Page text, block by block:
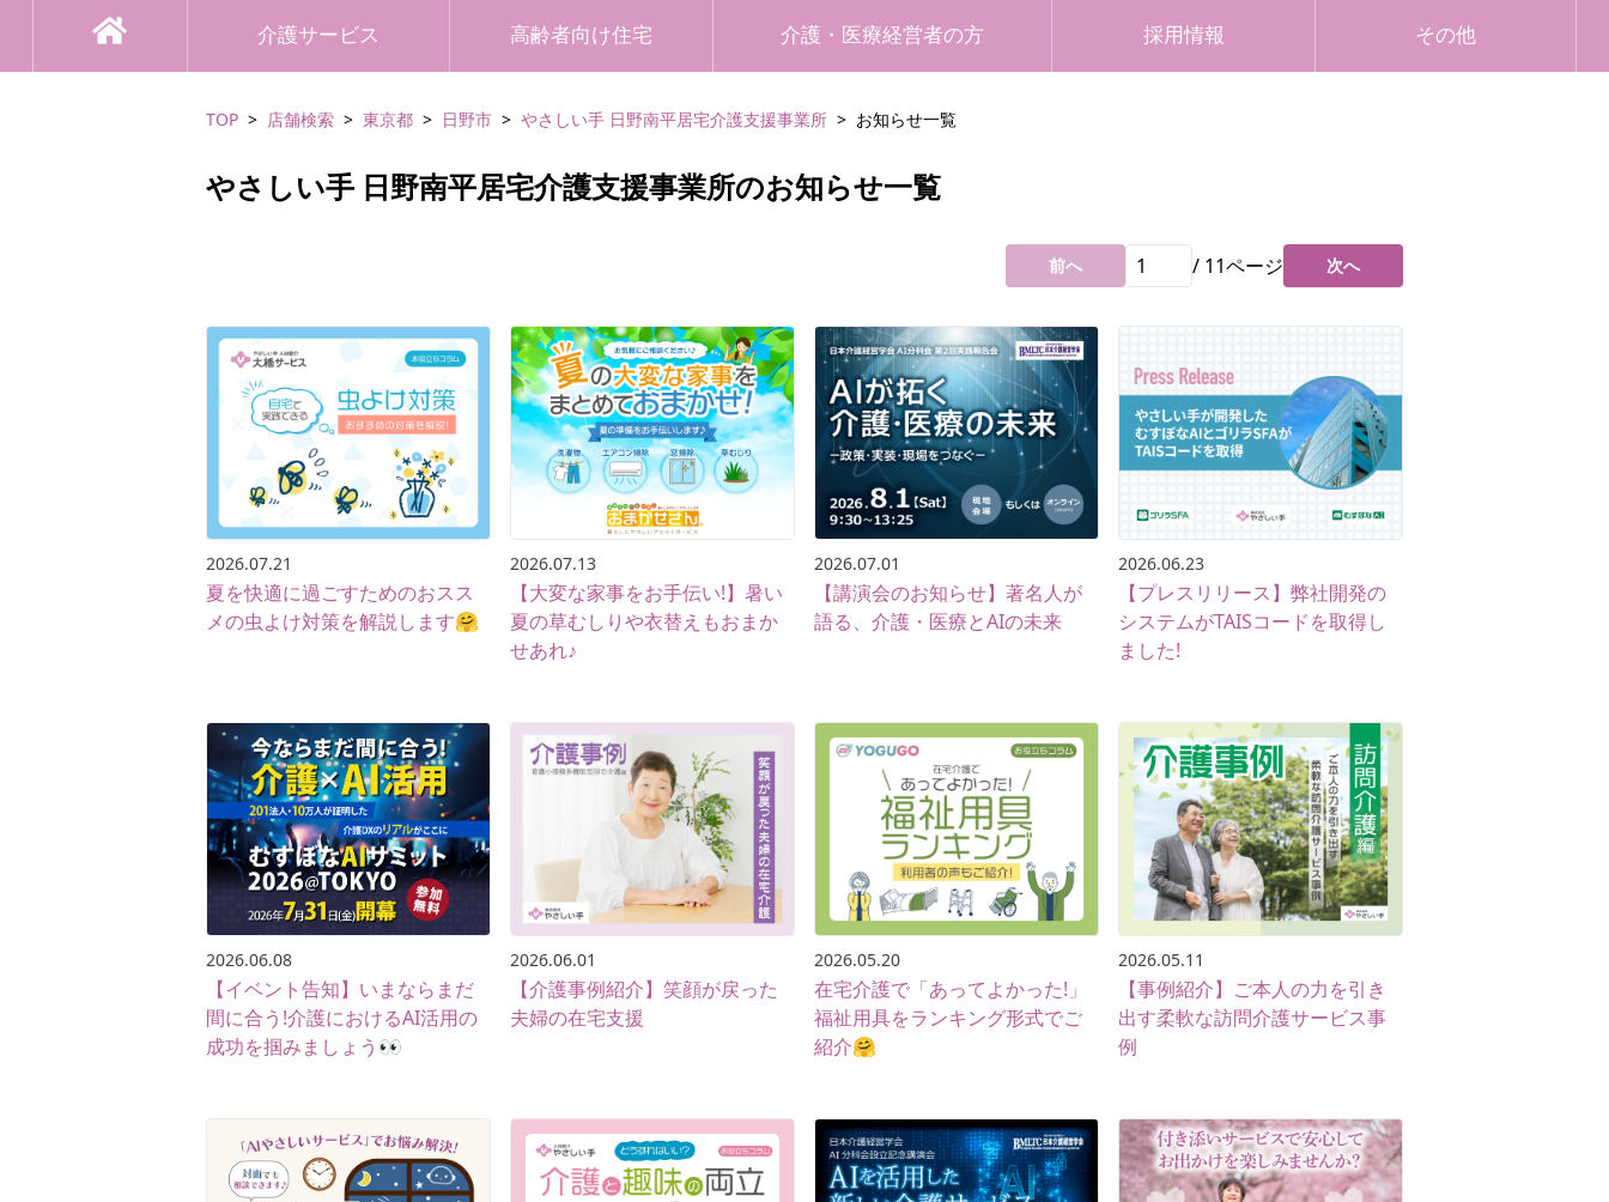
介護サービス 高齢者向け住宅 介護・医療経営者の方 採用情報 その他
TOP 店舗検索 東京都 日野市 やさしい手 日野南平居宅介護支援事業所 お知らせ一覧
やさしい手 日野南平居宅介護支援事業所のお知らせ一覧
前へ / 11ページ 次へ
2026.07.21
夏を快適に過ごすためのおスス
メの虫よけ対策を解説します🤗
2026.07.13
【大変な家事をお手伝い!】暑い
夏の草むしりや衣替えもおまか
せあれ♪
2026.07.01
【講演会のお知らせ】著名人が
語る、介護・医療とAIの未来
2026.06.23
【プレスリリース】弊社開発の
システムがTAISコードを取得し
ました!
2026.06.08
【イベント告知】いまならまだ
間に合う!介護におけるAI活用の
成功を掴みましょう👀
2026.06.01
【介護事例紹介】笑顔が戻った
夫婦の在宅支援
2026.05.20
在宅介護で「あってよかった!」
福祉用具をランキング形式でご
紹介🤗
2026.05.11
【事例紹介】ご本人の力を引き
出す柔軟な訪問介護サービス事
例